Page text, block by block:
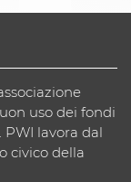
uso dei fondi
lavora dal
civico della